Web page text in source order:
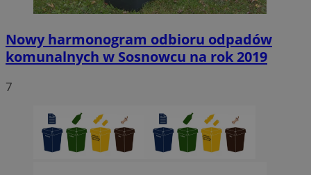
Nowy harmonogram odbioru odpadów
komunalnych w Sosnowcu na rok 2019
7